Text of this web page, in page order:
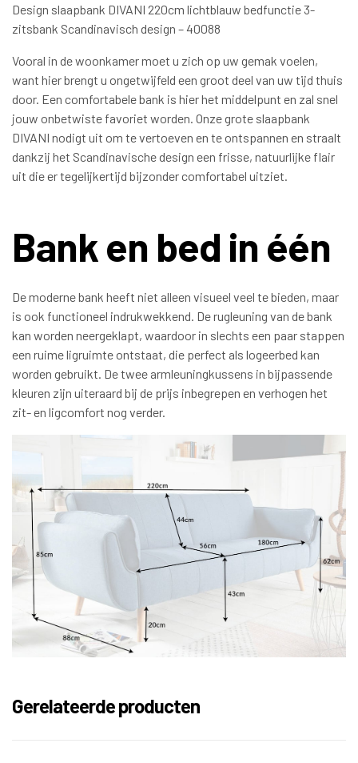
Design slaapbank DIVANI 220cm lichtblauw bedfunctie 3-
zitsbank Scandinavisch design – 40088
Vooral in de woonkamer moet u zich op uw gemak voelen,
want hier brengt u ongetwijfeld een groot deel van uw tijd thuis
door. Een comfortabele bank is hier het middelpunt en zal snel
jouw onbetwiste favoriet worden. Onze grote slaapbank
DIVANI nodigt uit om te vertoeven en te ontspannen en straalt
dankzij het Scandinavische design een frisse, natuurlijke flair
uit die er tegelijkertijd bijzonder comfortabel uitziet.
Bank en bed in één
De moderne bank heeft niet alleen visueel veel te bieden, maar
is ook functioneel indrukwekkend. De rugleuning van de bank
kan worden neergeklapt, waardoor in slechts een paar stappen
een ruime ligruimte ontstaat, die perfect als logeerbed kan
worden gebruikt. De twee armleuningkussens in bijpassende
kleuren zijn uiteraard bij de prijs inbegrepen en verhogen het
zit- en ligcomfort nog verder.
Gerelateerde producten